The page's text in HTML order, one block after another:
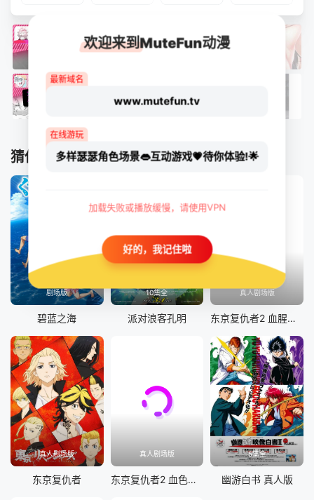
猜你喜欢
剧场版
碧蓝之海
10集全
派对浪客孔明
真人剧场版
东京复仇者2 血腥万圣节篇-决战-
真人剧场版
东京复仇者
真人剧场版
东京复仇者2 血色万圣节篇-命运-
5集全
幽游白书 真人版
欢迎来到MuteFun动漫
最新域名
www.mutefun.tv
在线游玩
多样瑟瑟角色场景👄互动游戏💗待你体验!🌟
加载失败或播放缓慢，请使用VPN
好的，我记住啦